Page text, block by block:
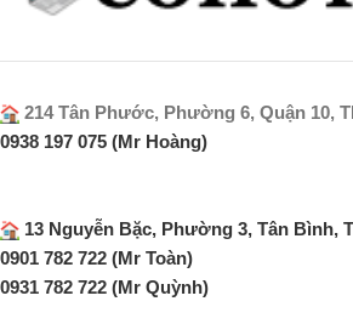
214 Tân Phước, Phường 6, Quận 10,
0938 197 075 (Mr Hoàng)
13 Nguyễn Bặc, Phường 3, Tân Bình,
0901 782 722 (Mr Toàn)
0931 782 722 (Mr Quỳnh)